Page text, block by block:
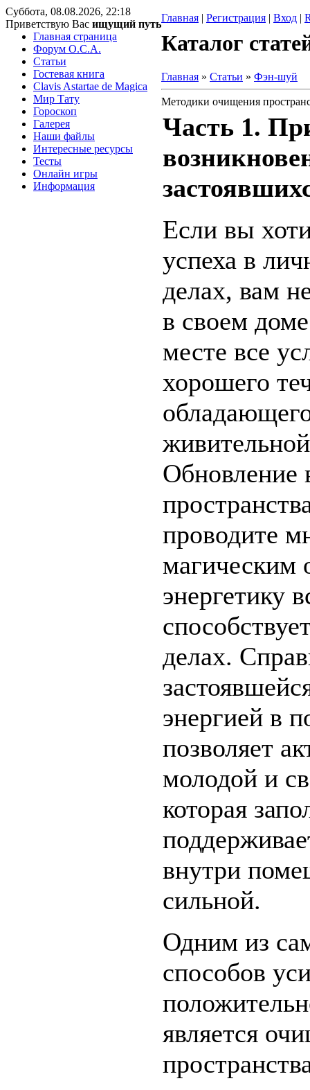
Суббота, 08.08.2026, 22:18
Приветствую Вас ищущий путь
Главная | Регистрация | Вход |
Главная страница
Форум O.C.A.
Статьи
Гостевая книга
Clavis Astartae de Magica
Мир Тату
Гороскоп
Галерея
Наши файлы
Интересные ресурсы
Тесты
Онлайн игры
Информация
Каталог
Главная » Статьи » Фэн-шуй
Методики очищения
Часть 1.
Если вы
успеха в
делах, вам
в своем
месте все
хорошего
Обновление
проводите
магическим
энергетику
делах.
энергией в
позволяет
молодой и
которая
внутри
сильной.
Одним из
способов
является